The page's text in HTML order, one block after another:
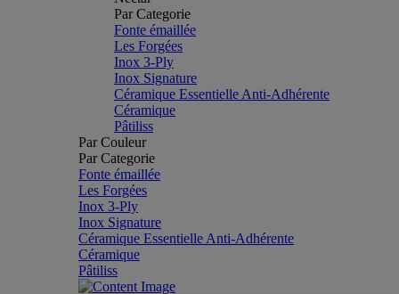
Par Categorie
Fonte émaillée
Les Forgées
Inox 3-Ply
Inox Signature
Céramique Essentielle Anti-Adhérente
Céramique
Pâtiliss
Par Couleur
Par Categorie
Fonte émaillée
Les Forgées
Inox 3-Ply
Inox Signature
Céramique Essentielle Anti-Adhérente
Céramique
Pâtiliss